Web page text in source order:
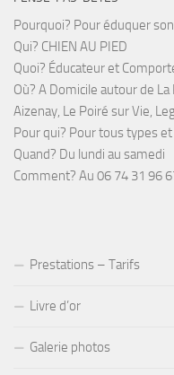
Pourquoi? Pour éduquer
Qui? CHIEN AU PIED
Quoi? Éducateur et
Où? A Domicile autour de
Aizenay, Le Poiré sur Vie,
Pour qui? Pour tous types
Quand? Du lundi au samedi
Comment? Au 06 74 31 96
Prestations – Tarifs
Livre d’or
Galerie photos